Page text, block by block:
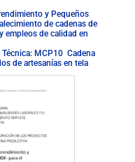
y Pequeños
de cadenas de
empleos de calidad en
MCP10 Cadena
de artesanías en tela